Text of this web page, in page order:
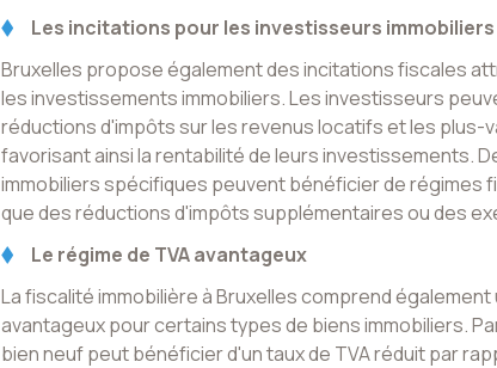
Les incitations pour les investisseurs immobiliers
Bruxelles propose également des incitations fiscales
les investissements immobiliers. Les investisseurs
réductions d'impôts sur les revenus locatifs et les plus-
favorisant ainsi la rentabilité de leurs investissements.
immobiliers spécifiques peuvent bénéficier de régimes
que des réductions d'impôts supplémentaires ou des
Le régime de TVA avantageux
La fiscalité immobilière à Bruxelles comprend également
avantageux pour certains types de biens immobiliers.
bien neuf peut bénéficier d'un taux de TVA réduit par